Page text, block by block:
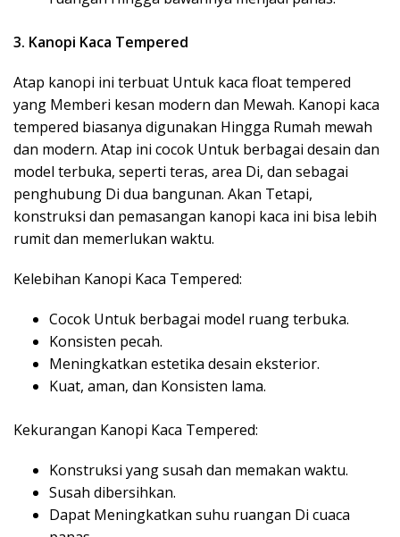
3. Kanopi Kaca Tempered
Atap kanopi ini terbuat Untuk kaca float tempered
yang Memberi kesan modern dan Mewah. Kanopi kaca
tempered biasanya digunakan Hingga Rumah mewah
dan modern. Atap ini cocok Untuk berbagai desain dan
model terbuka, seperti teras, area Di, dan sebagai
penghubung Di dua bangunan. Akan Tetapi,
konstruksi dan pemasangan kanopi kaca ini bisa lebih
rumit dan memerlukan waktu.
Kelebihan Kanopi Kaca Tempered:
Cocok Untuk berbagai model ruang terbuka.
Konsisten pecah.
Meningkatkan estetika desain eksterior.
Kuat, aman, dan Konsisten lama.
Kekurangan Kanopi Kaca Tempered:
Konstruksi yang susah dan memakan waktu.
Susah dibersihkan.
Dapat Meningkatkan suhu ruangan Di cuaca